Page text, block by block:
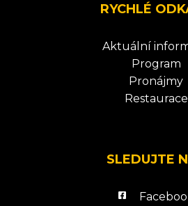
RYCHLÉ
Aktuální
Program
Pronájmy
Restaurace
SLEDUJTE